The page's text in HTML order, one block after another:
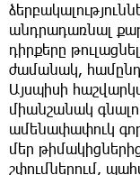
անդրադառնալ
դիրքերը
ժամանակ,
Այսպիսի
միանշանակ
ամենափափուկ
մեր
շփումներում,